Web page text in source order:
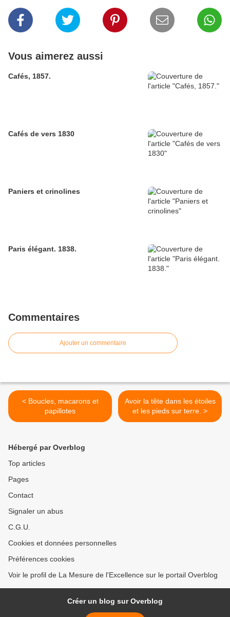
Vous aimerez aussi
Cafés, 1857.
Cafés de vers 1830
Paniers et crinolines
Paris élégant. 1838.
Commentaires
Ajouter un commentaire
< Boucles, macarons et
papillotes
Avoir la tête dans les étoiles
et les pieds sur terre. >
Hébergé par Overblog
Top articles
Pages
Contact
Signaler un abus
C.G.U.
Cookies et données personnelles
Préférences cookies
Voir le profil de La Mesure de l'Excellence sur le portail Overblog
Créer un blog sur Overblog